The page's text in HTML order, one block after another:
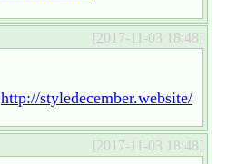
[2017-11-03 18:48]
http://styledecember.website/
[2017-11-03 18:48]